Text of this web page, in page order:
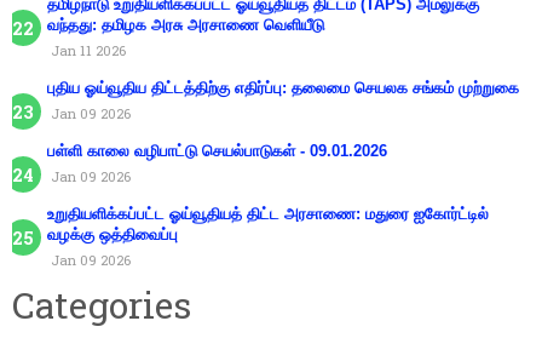
தமிழ்நாடு உறுதியளிக்கப்பட்ட ஓய்வூதியத் திட்டம் (TAPS) அமலுக்கு
வந்தது: தமிழக அரசு அரசாணை வெளியீடு
Jan 11 2026
புதிய ஓய்வூதிய திட்டத்திற்கு எதிர்ப்பு: தலைமை செயலக சங்கம் முற்றுகை
Jan 09 2026
பள்ளி காலை வழிபாட்டு செயல்பாடுகள் - 09.01.2026
Jan 09 2026
உறுதியளிக்கப்பட்ட ஓய்வூதியத் திட்ட அரசாணை: மதுரை ஐகோர்ட்டில்
வழக்கு ஒத்திவைப்பு
Jan 09 2026
Categories